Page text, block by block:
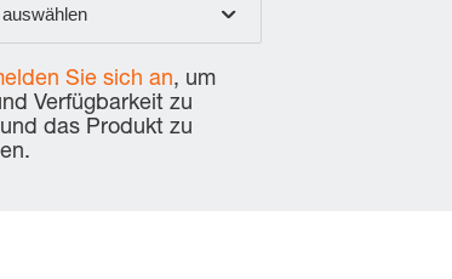
Sie sich an, um
Verfügbarkeit zu
das Produkt zu